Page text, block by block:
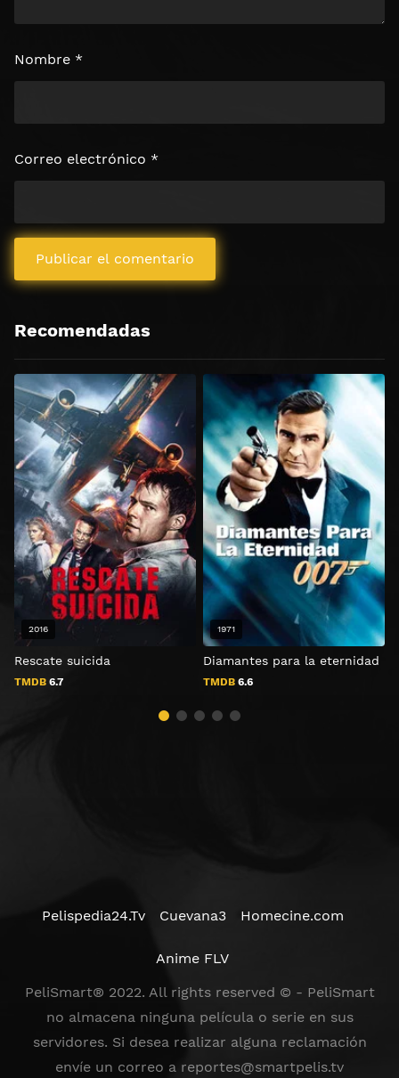
Nombre *
Correo electrónico *
Recomendadas
Rescate suicida
TMDB 6.7
2016
Diamantes para la eternidad
TMDB 6.6
1971
Pelispedia24.Tv Cuevana3 Homecine.com
Anime FLV
PeliSmart® 2022. All rights reserved © - PeliSmart
no almacena ninguna película o serie en sus
servidores. Si desea realizar alguna reclamación
envíe un correo a reportes@smartpelis.tv